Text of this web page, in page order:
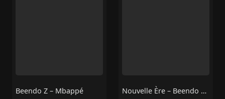
Beendo Z – Mbappé Nouvelle Ère – Beendo Z, Kerchak,